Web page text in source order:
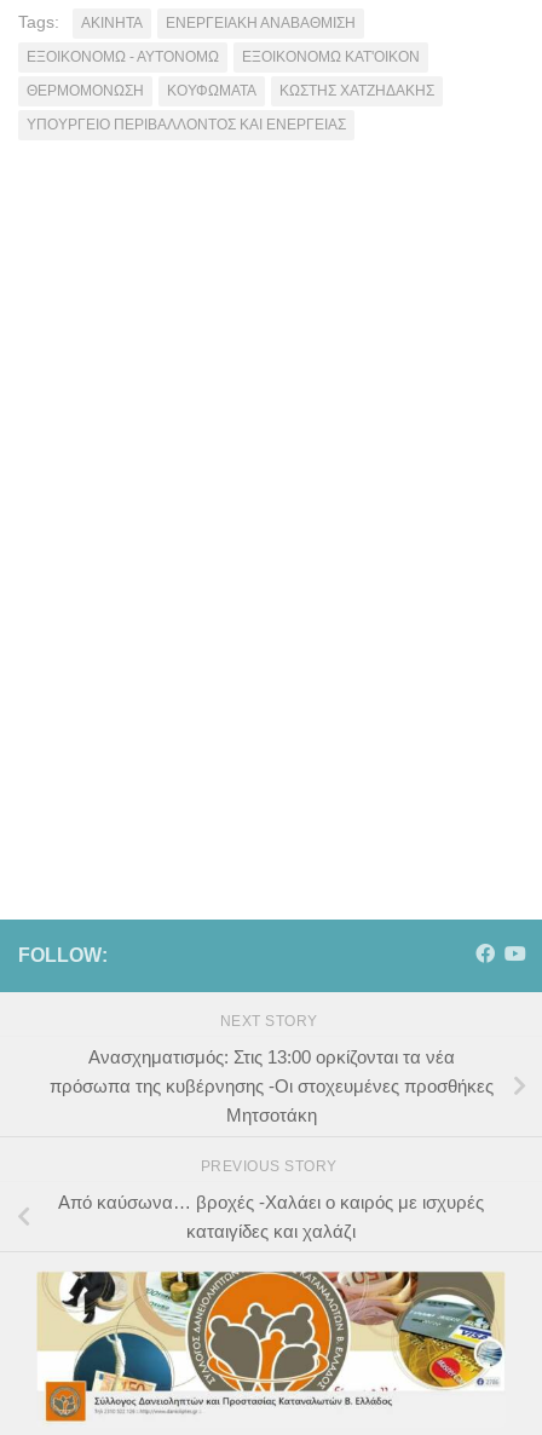
Tags: ΑΚΙΝΗΤΑ
ΕΝΕΡΓΕΙΑΚΗ ΑΝΑΒΑΘΜΙΣΗ
ΕΞΟΙΚΟΝΟΜΩ - ΑΥΤΟΝΟΜΩ
ΕΞΟΙΚΟΝΟΜΩ ΚΑΤ'ΟΙΚΟΝ
ΘΕΡΜΟΜΟΝΩΣΗ
ΚΟΥΦΩΜΑΤΑ
ΚΩΣΤΗΣ ΧΑΤΖΗΔΑΚΗΣ
ΥΠΟΥΡΓΕΙΟ ΠΕΡΙΒΑΛΛΟΝΤΟΣ ΚΑΙ ΕΝΕΡΓΕΙΑΣ
FOLLOW:
NEXT STORY
Ανασχηματισμός: Στις 13:00 ορκίζονται τα νέα
πρόσωπα της κυβέρνησης -Οι στοχευμένες προσθήκες
Μητσοτάκη
PREVIOUS STORY
Από καύσωνα… βροχές -Χαλάει ο καιρός με ισχυρές
καταιγίδες και χαλάζι